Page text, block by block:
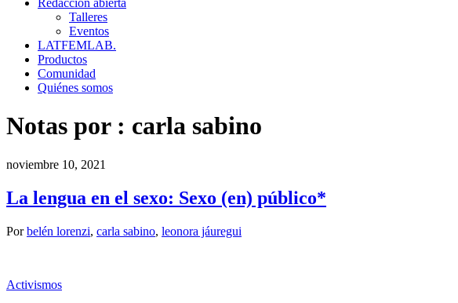
Redacción abierta
Talleres
Eventos
LATFEMLAB.
Productos
Comunidad
Quiénes somos
Notas por : carla sabino
noviembre 10, 2021
La lengua en el sexo: Sexo (en) público*
Porbelén lorenzi, carla sabino, leonora jáuregui
Activismos